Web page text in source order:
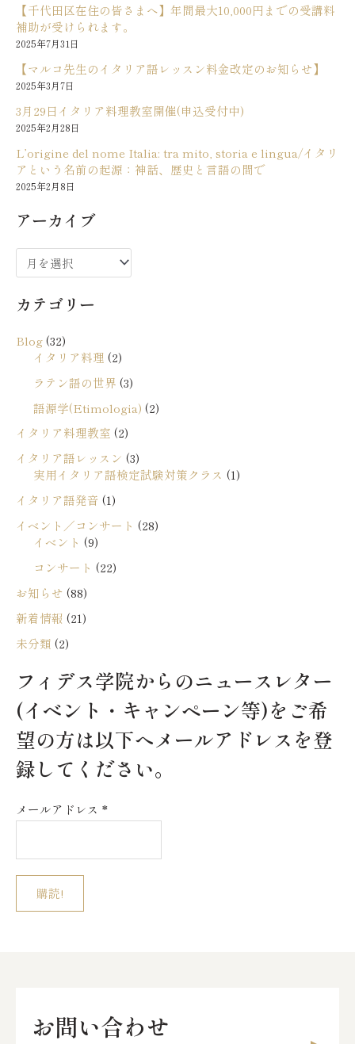
【千代田区在住の皆さまへ】年間最大10,000円までの受講料
補助が受けられます。
2025年7月31日
【マルコ先生のイタリア語レッスン料金改定のお知らせ】
2025年3月7日
3月29日イタリア料理教室開催(申込受付中)
2025年2月28日
L’origine del nome Italia: tra mito, storia e lingua/イタリ
アという名前の起源：神話、歴史と言語の間で
2025年2月8日
アーカイブ
ー
カ
ブ
カテゴリー
Blog(32)
イタリア料理 (2)
ラテン語の世界 (3)
語源学(Etimologia) (2)
イタリア料理教室 (2)
イタリア語レッスン (3)
実用イタリア語検定試験対策クラス (1)
イタリア語発音 (1)
イベント／コンサート (28)
イベント (9)
コンサート (22)
お知らせ (88)
新着情報 (21)
未分類 (2)
フィデス学院からのニュースレター
(イベント・キャンペーン等)をご希
望の方は以下へメールアドレスを登
録してください。
メールアドレス *
お問い合わせ